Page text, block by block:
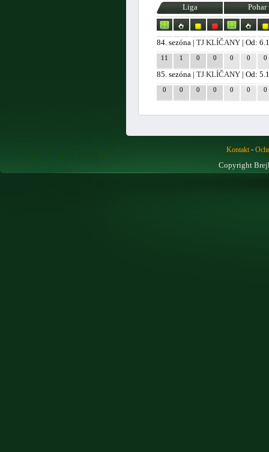
Liga Pohar
84. sezóna |TJ KLÍČANY | Od:
11 1 0 0 0 0 0
85. sezóna |TJ KLÍČANY | Od:
0 0 0 0 0 0 0
Kontakt-
Copyright